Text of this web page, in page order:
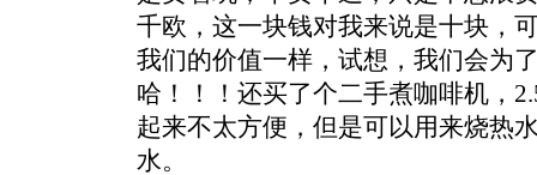
千欧，这一块钱对我来说是十块，
我们的价值一样，试想，我们会为
哈！！！还买了个二手煮咖啡机，
起来不太方便，但是可以用来烧热
水。